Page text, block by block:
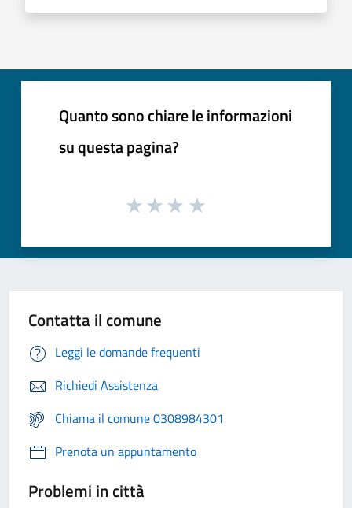
Quanto sono chiare le informazioni
su questa pagina?
Contatta il comune
Leggi le domande frequenti
Richiedi Assistenza
Chiama il comune 0308984301
Prenota un appuntamento
Problemi in città